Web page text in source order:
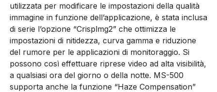
utilizzata per modificare le impostazioni della qualità
immagine in funzione dell’applicazione, è stata inclusa
di serie l’opzione “Crisplmg2” che ottimizza le
impostazioni di nitidezza, curva gamma e riduzione
del rumore per le applicazioni di monitoraggio. Si
possono così effettuare riprese video ad alta visibilità,
a qualsiasi ora del giorno o della notte. MS-500
supporta anche la funzione “Haze Compensation”